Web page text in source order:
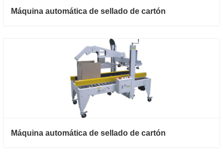
Máquina automática de sellado de cartón
Máquina automática de sellado de cartón